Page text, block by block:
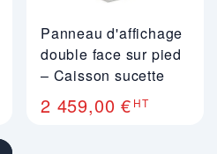
Panneau d'affichage
double face sur pied
– Caisson sucette
2 459,00 € HT